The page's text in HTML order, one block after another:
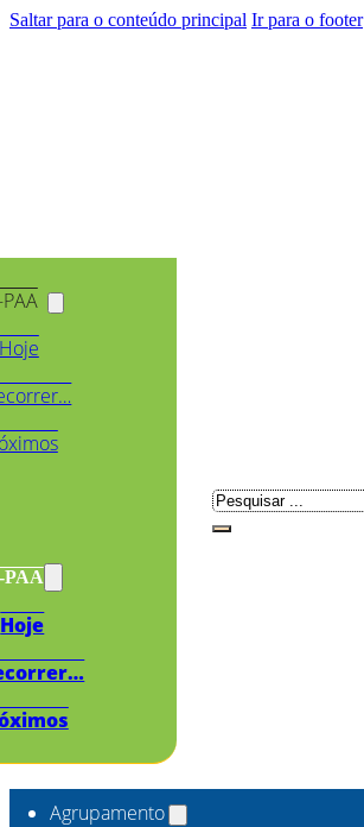
Saltar para o conteúdo principal Ir para o footer
PAA
Hoje
Pesquisar
Agrupamento